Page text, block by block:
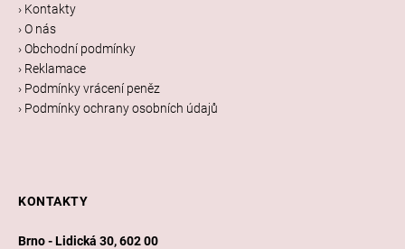
› Kontakty
› O nás
› Obchodní podmínky
› Reklamace
› Podmínky vrácení peněz
› Podmínky ochrany osobních údajů
KONTAKTY
Brno - Lidická 30, 602 00